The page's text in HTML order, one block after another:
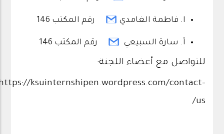
ا. فاطمة الغامدي رقم المكتب 146
أ. سارة السبيعي رقم المكتب 146
للتواصل مع أعضاء اللجنة:
ksuinternshipen.wordpress.com/contact-
us/